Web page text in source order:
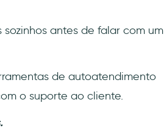
antes de falar com um
de autoatendimento
o suporte ao cliente.